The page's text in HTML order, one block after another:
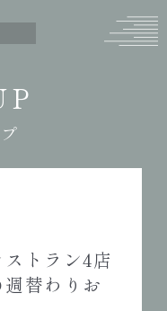
ストラン4店
替わりお